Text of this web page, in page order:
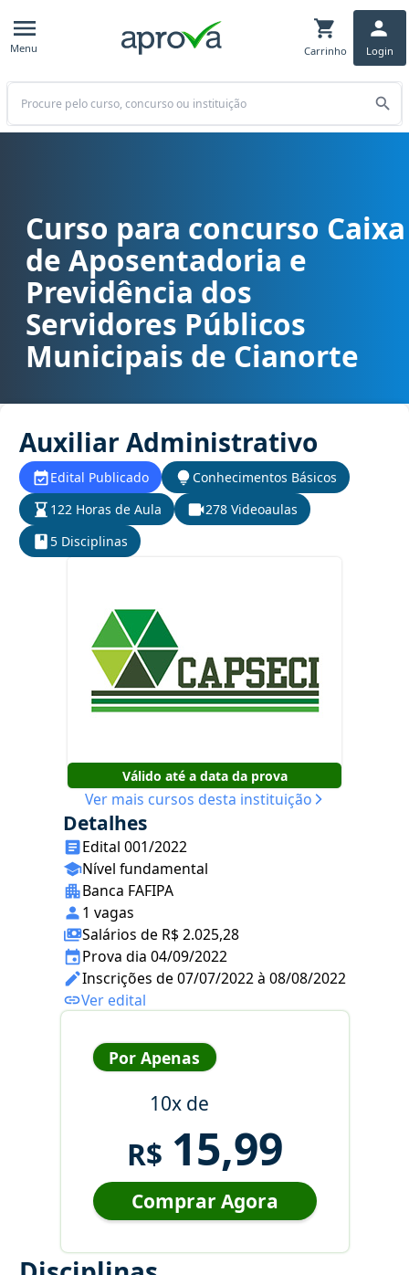
Menu Carrinho Login
Buscar
Curso para concurso CAPSECI - Caixa de Aposentadoria e
Curso para concurso Caixa
de Aposentadoria e
Previdência dos
Servidores Públicos
Municipais de Cianorte
Auxiliar Administrativo
Edital Publicado
Conhecimentos Básicos
122 Horas de Aula
278 Videoaulas
5 Disciplinas
Válido até a data da prova
Ver mais cursos desta instituição
Detalhes
Edital 001/2022
Nível fundamental
Banca FAFIPA
1 vagas
Salários de R$ 2.025,28
Prova dia 04/09/2022
Inscrições de 07/07/2022 à 08/08/2022
Ver edital
Por Apenas
10x de
R$ 15,99
Comprar Agora